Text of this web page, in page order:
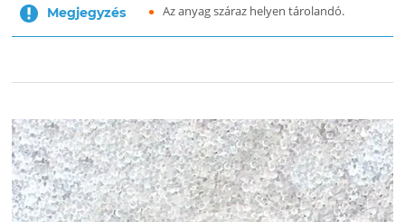
Megjegyzés Az anyag száraz helyen tárolandó.